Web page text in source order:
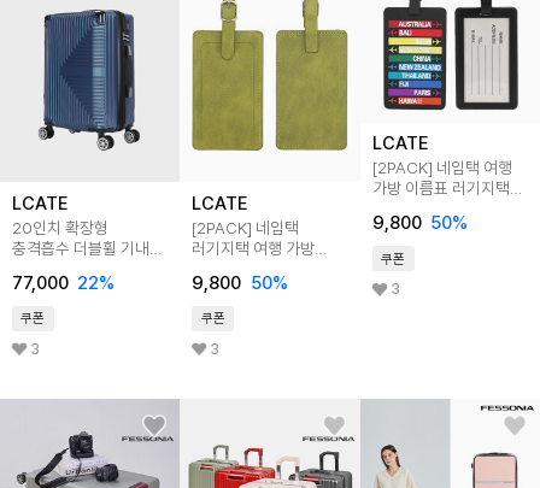
LCATE
20인치 확장형
충격흡수 더블휠 기내용
77,000 22%
쿠폰
3
LCATE
[2PACK] 네임택
러기지택 여행 가방
LHB087
9,800 50%
쿠폰
3
LCATE
[2PACK] 네임택 여행
가방 이름표 러기지택
9,800 50%
쿠폰
3